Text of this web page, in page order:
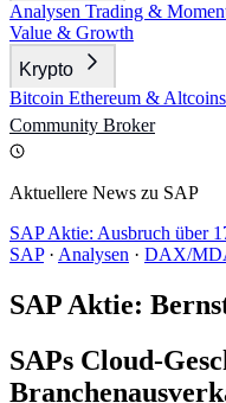
Analysen Trading &
Value & Growth
Krypto
Bitcoin Ethereum & Altcoins
Community Broker
Aktuellere News zu SAP
SAP Aktie: Ausbruch über
SAP · Analysen · DAX/
SAP Aktie:
SAPs Cloud-